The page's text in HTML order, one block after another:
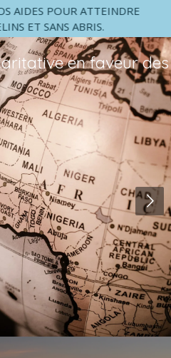
en faveur
AIDES POUR ATTEINDRE
ET SANS ABRIS.